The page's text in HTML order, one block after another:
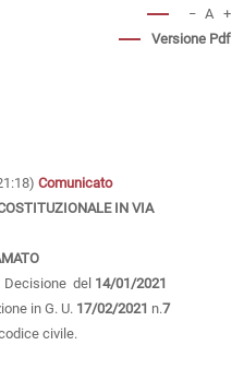
− A +
Versione Pdf
Comunicato
IN VIA
del 14/01/2021
in G. U. 17/02/2021 n.7
civile.